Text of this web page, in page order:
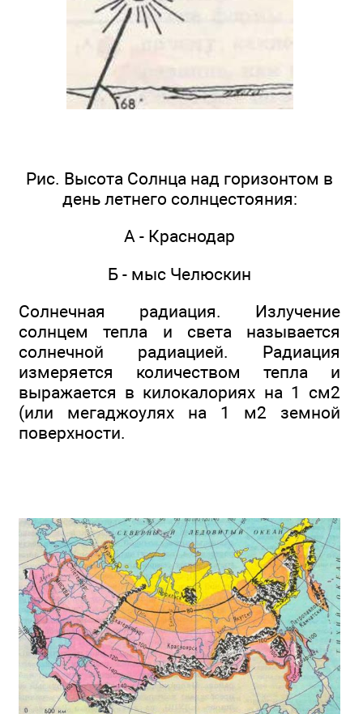
Рис. Высота Солнца над горизонтом в
день летнего солнцестояния:
А - Краснодар
Б - мыс Челюскин
Солнечная радиация. Излучение
солнцем тепла и света называется
солнечной радиацией. Радиация
измеряется количеством тепла и
выражается в килокалориях на 1 см2
(или мегаджоулях на 1 м2 земной
поверхности.